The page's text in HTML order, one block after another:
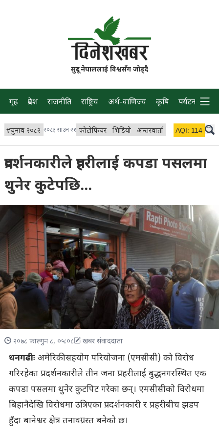
सुदूर नेपाललाई विश्वसँग जोड्दै
गृह प्रदेश राजनीति राष्ट्रिय अर्थ-वाणिज्य कृषि पर्यटन प्रवास
#चुनाव २०८२ २०८३ साउन २१ फोटोफिचर भिडियो अन्तरवार्ता विचार/ब्लग
AQI: 114
प्रदर्शनकारीले प्रहरीलाई कपडा पसलमा
थुनेर कुटेपछि...
२०७८ फाल्गुन ८, ०५:०८ खबर संवाददाता
धनगढीः अमेरिकी सहयोग परियोजना (एमसीसी) को विरोध
गरिरहेका प्रदर्शनकारीले तीन जना प्रहरीलाई बुद्धनगरस्थित एक
कपडा पसलमा थुनेर कुटपिट गरेका छन्। एमसीसीको विरोधमा
बिहानैदेखि विरोधमा उत्रिएका प्रदर्शनकारी र प्रहरीबीच झडप
हुँदा बानेश्वर क्षेत्र तनावग्रस्त बनेको छ।